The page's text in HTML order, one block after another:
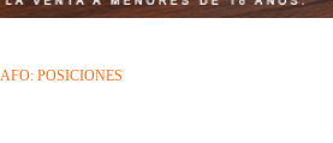
AFO: POSICIONES